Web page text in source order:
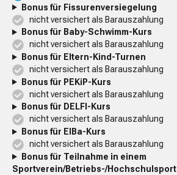
Bonus für Fissurenversiegelung
nicht versichert als Barauszahlung
Bonus für Baby-Schwimm-Kurs
nicht versichert als Barauszahlung
Bonus für Eltern-Kind-Turnen
nicht versichert als Barauszahlung
Bonus für PEKiP-Kurs
nicht versichert als Barauszahlung
Bonus für DELFI-Kurs
nicht versichert als Barauszahlung
Bonus für EIBa-Kurs
nicht versichert als Barauszahlung
Bonus für Teilnahme in einem
Sportverein/Betriebs-/Hochschulsport